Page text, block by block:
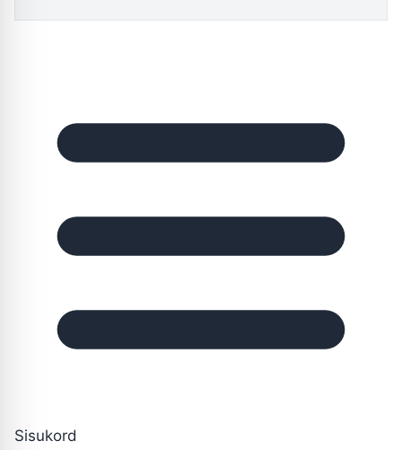
Sisukord